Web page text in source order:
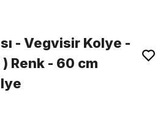
- Vegvisir Kolye -
Renk - 60 cm